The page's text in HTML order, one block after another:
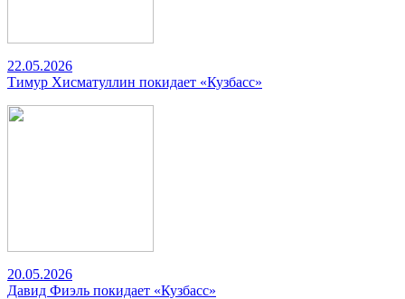
22.05.2026
Тимур Хисматуллин покидает «Кузбасс»
20.05.2026
Давид Фиэль покидает «Кузбасс»